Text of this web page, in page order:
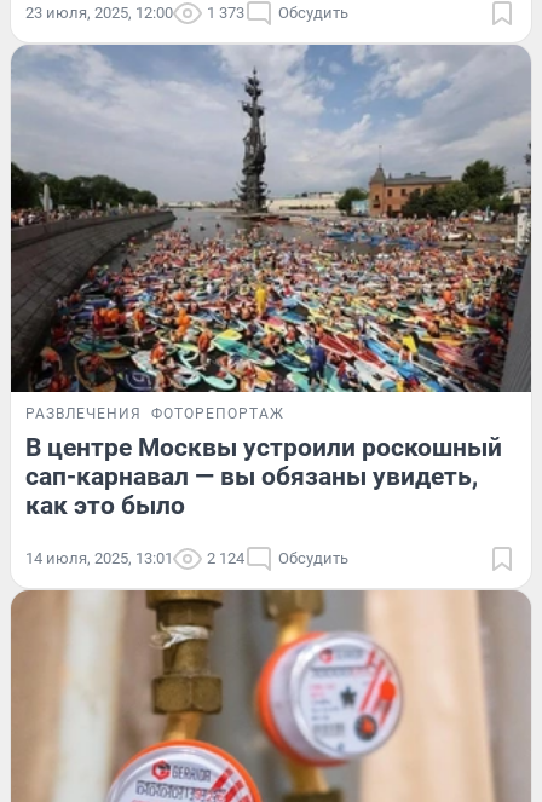
23 июля, 2025, 12:00 1 373 Обсудить
РАЗВЛЕЧЕНИЯ ФОТОРЕПОРТАЖ
В центре Москвы устроили роскошный
сап-карнавал — вы обязаны увидеть,
как это было
14 июля, 2025, 13:01 2 124 Обсудить